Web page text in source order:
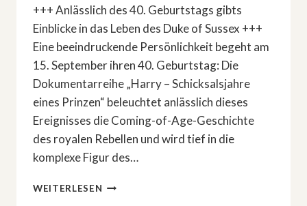
+++ Anlässlich des 40. Geburtstags gibts
Einblicke in das Leben des Duke of Sussex +++
Eine beeindruckende Persönlichkeit begeht am
15. September ihren 40. Geburtstag: Die
Dokumentarreihe „Harry – Schicksalsjahre
eines Prinzen“ beleuchtet anlässlich dieses
Ereignisses die Coming-of-Age-Geschichte
des royalen Rebellen und wird tief in die
komplexe Figur des…
WEITERLESEN ROYALS: